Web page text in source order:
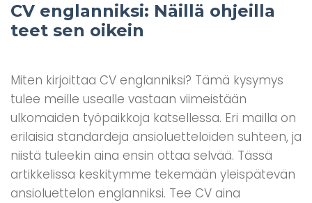
CV englanniksi: Näillä ohjeilla
teet sen oikein
Miten kirjoittaa CV englanniksi? Tämä kysymys
tulee meille usealle vastaan viimeistään
ulkomaiden työpaikkoja katsellessa. Eri mailla on
erilaisia standardeja ansioluetteloiden suhteen, ja
niistä tuleekin aina ensin ottaa selvää. Tässä
artikkelissa keskitymme tekemään yleispätevän
ansioluettelon englanniksi. Tee CV aina